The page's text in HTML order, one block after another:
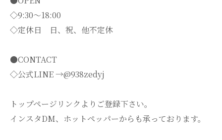
◇9:30～18:00
◇定休日 日、祝、他不定休
●CONTACT
◇公式LINE →@938zedyj
トップページリンクよりご登録下さい。
インスタDM、ホットペッパーからも承っております。